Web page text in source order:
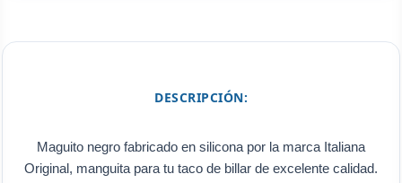
DESCRIPCIÓN:
Maguito negro fabricado en silicona por la marca Italiana
Original, manguita para tu taco de billar de excelente calidad.